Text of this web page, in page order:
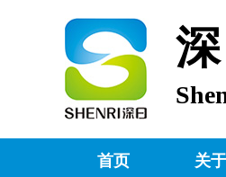
首页 关